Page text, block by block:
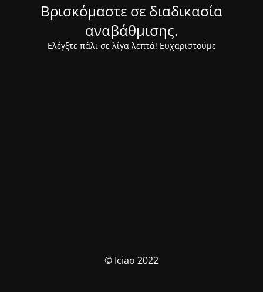
Βρισκόμαστε σε διαδικασία
αναβάθμισης.
Ελέγξτε πάλι σε λίγα λεπτά! Ευχαριστούμε
© Iciao 2022